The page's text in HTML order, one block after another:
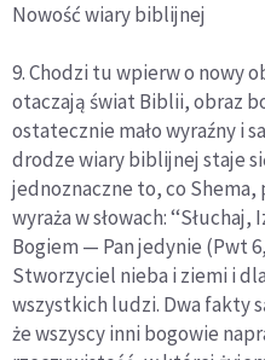
Nowość wiary biblijnej
9. Chodzi tu wpierw o nowy
otaczają świat Biblii, obraz
ostatecznie mało wyraźny i
drodze wiary biblijnej staje
jednoznaczne to, co
wyraża w słowach:
Bogiem — Pan jedynie (Pwt
Stworzyciel nieba i ziemi i
wszystkich ludzi. Dwa fakty
że wszyscy inni bogowie